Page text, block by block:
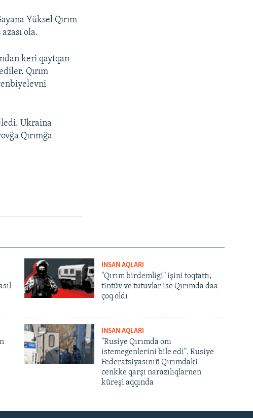
Yüksel Qırım
ola.
keri qaytqan
Qırım
Ukraina
Qırımğa
İNSAN AQLARI
"Qırım birdemligi" işini toqtattı,
tintüv ve tutuvlar ise Qırımda daa
çoq oldı
İNSAN AQLARI
"Rusiye Qırımda onı
istemegenlerini bile edi". Rusiye
Federatsiyasınıñ Qırımdaki
cenkke qarşı narazılıqlarnen
küreşi aqqında